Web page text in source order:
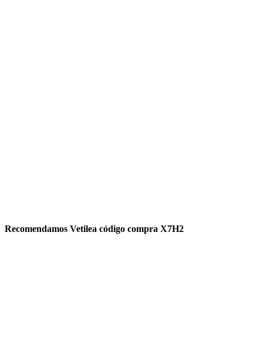
Recomendamos Vetilea código compra X7H2